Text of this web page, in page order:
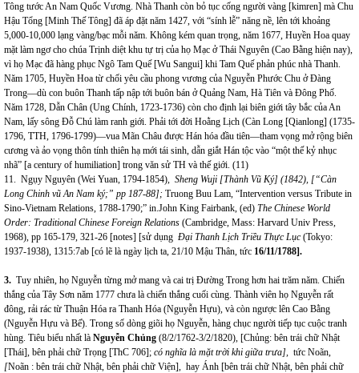
Tông tước An Nam Quốc Vương. Nhà Thanh còn bỏ tục cống người vàng [kimren] mà Chu
Hậu Tổng [Minh Thế Tông] đã áp đặt năm 1427, với “sính lễ” năng nề, lên tới khoảng
5,000-10,000 lạng vàng/bạc mỗi năm. Không kém quan trọng, năm 1677, Huyền Hoa quay
mặt làm ngơ cho chúa Trịnh diệt khu tự trị của họ Mạc ở Thái Nguyên (Cao Bằng hiện nay),
vì họ Mạc đã hàng phục Ngô Tam Quế [Wu Sangui] khi Tam Quế phản phúc nhà Thanh.
Năm 1705, Huyền Hoa từ chối yêu cầu phong vương của Nguyễn Phước Chu ở Đàng
Trong—dù con buôn Thanh tấp nập tới buôn bán ở Quảng Nam, Hà Tiên và Đông Phố.
Năm 1728, Dẫn Chân (Ung Chính, 1723-1736) còn cho định lại biên giới tây bắc của An
Nam, lấy sông Đỗ Chú làm ranh giới. Phải tới đời Hoằng Lịch (Càn Long [Qianlong] (1735-
1796, TTH, 1796-1799)—vua Mãn Châu được Hán hóa đầu tiên—tham vọng mở rộng biên
cương và ảo vọng thôn tính thiên hạ mới tái sinh, dẫn giắt Hán tộc vào “một thế kỷ nhục
nhã” [a century of humiliation] trong văn sử TH và thế giới. (11)
11. Ngụy Nguyên (Wei Yuan, 1794-1854), Sheng Wuji [Thành Vũ Ký] (1842), [“Càn
Long Chinh vũ An Nam ký;” pp 187-88]; Truong Buu Lam, “Intervention versus Tribute in
Sino-Vietnam Relations, 1788-1790;” in.John King Fairbank, (ed) The Chinese World
Order: Traditional Chinese Foreign Relations (Cambridge, Mass: Harvard Univ Press,
1968), pp 165-179, 321-26 [notes] [sử dụng Đại Thanh Lịch Triều Thực Lục(Tokyo:
1937-1938), 1315:7ab [có lẽ là ngày lịch ta, 21/10 Mậu Thân, tức 16/11/1788].
3. Tuy nhiên, họ Nguyễn từng mở mang và cai trị Đường Trong hơn hai trăm năm. Chiến
thắng của Tây Sơn năm 1777 chưa là chiến thắng cuối cùng. Thành viên họ Nguyễn rất
đông, rải rác từ Thuận Hóa ra Thanh Hóa (Nguyễn Hựu), và còn ngược lên Cao Bằng
(Nguyễn Hựu và Bế). Trong số dòng giõi họ Nguyễn, hàng chục người tiếp tục cuộc tranh
hùng. Tiêu biểu nhất là Nguyễn Chủng (8/2/1762-3/2/1820), [Chủng: bên trái chữ Nhật
[Thái], bên phải chữ Trọng [ThC 706]; có nghĩa là mặt trời khi giữa trưa], tức Noãn,
[Noãn : bên trái chữ Nhật, bên phải chữ Viện], hay Ánh [bên trái chữ Nhật, bên phải chữ